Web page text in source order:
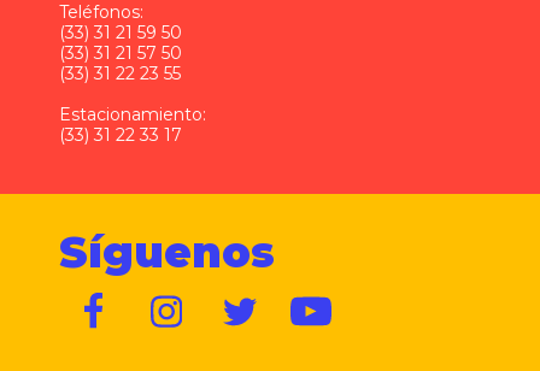
Teléfonos:
(33) 31 21 59 50
(33) 31 21 57 50
(33) 31 22 23 55
Estacionamiento:
(33) 31 22 33 17
Síguenos